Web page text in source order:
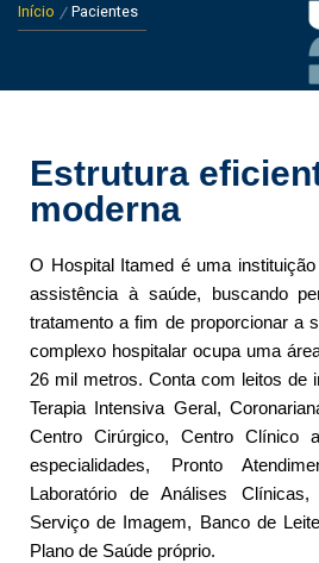
Início Pacientes
Estrutura
moderna
O Hospital Itamed é uma
assistência à saúde, buscando
tratamento a fim de proporcionar a
complexo hospitalar ocupa uma
26 mil metros. Conta com leitos de
Terapia Intensiva Geral,
Centro Cirúrgico, Centro Clínico
especialidades, Pronto
Laboratório de Análises
Serviço de Imagem, Banco de
Plano de Saúde próprio.